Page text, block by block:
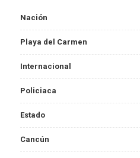
Nación
Playa del Carmen
Internacional
Policiaca
Estado
Cancún